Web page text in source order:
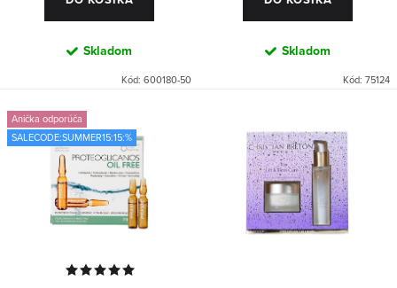
Skladom
Kód: 600180-50
Skladom
Kód: 75124
Anička odporúča
SALECODE:SUMMER15:15:%